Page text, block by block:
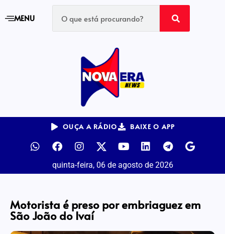
MENU
OUÇA A RÁDIO BAIXE O APP
quinta-feira, 06 de agosto de 2026
Motorista é preso por embriaguez em
São João do Ivaí